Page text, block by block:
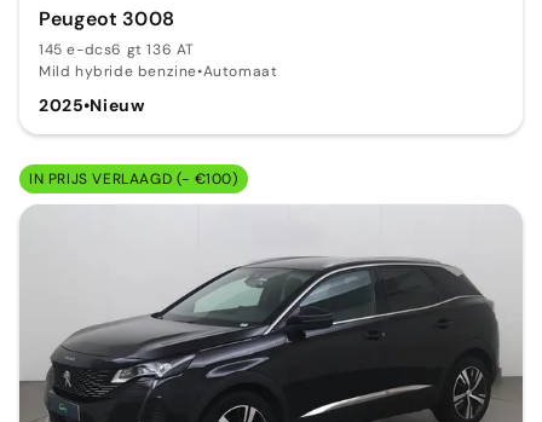
Peugeot 3008
145 e-dcs6 gt 136 AT
Mild hybride benzine•Automaat
2025•Nieuw
IN PRIJS VERLAAGD (- €100)